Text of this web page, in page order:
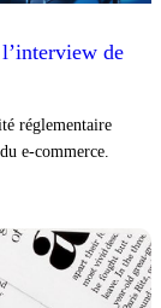
de
réglementaire
e-commerce.